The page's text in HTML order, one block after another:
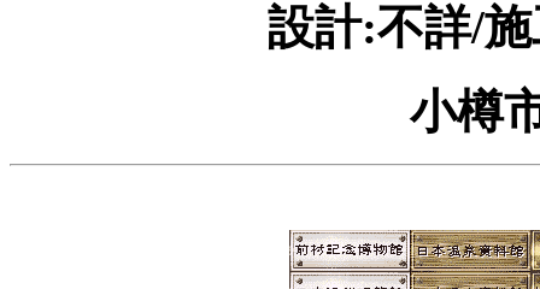
設計:不詳/
小樽